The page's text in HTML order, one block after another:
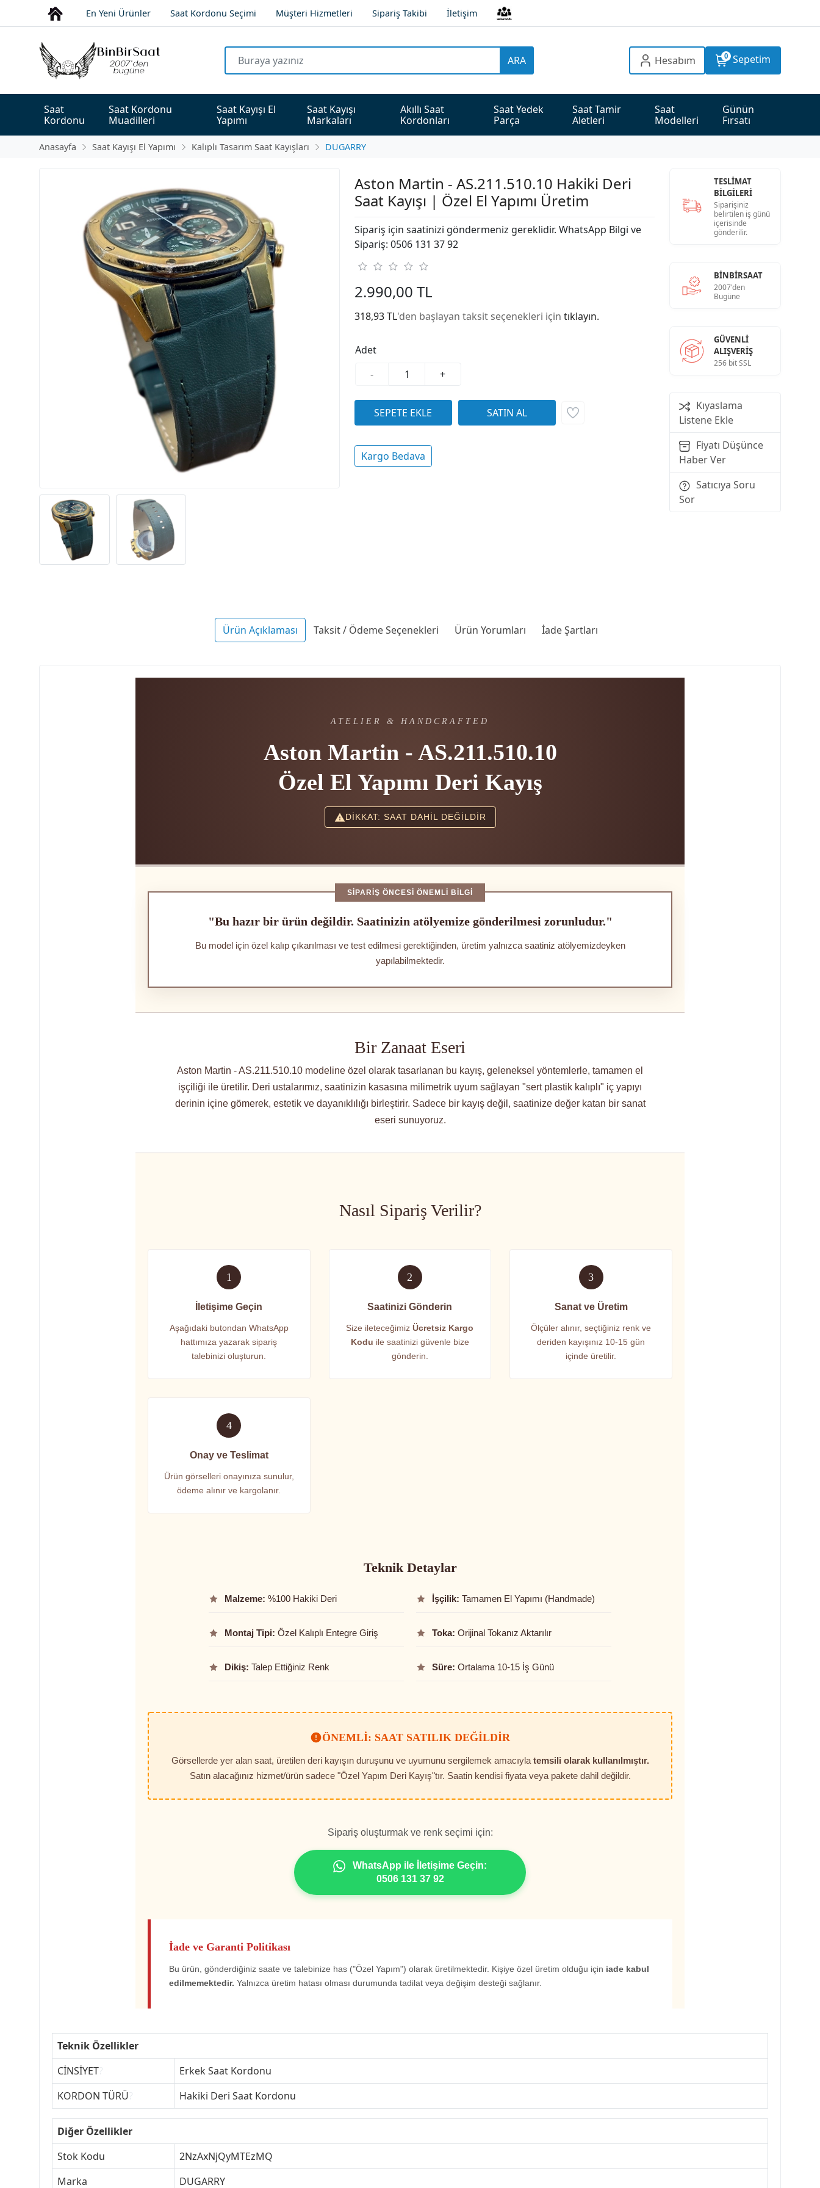
En Yeni Ürünler Saat Kordonu Seçimi Müşteri Hizmetleri Sipariş Takibi İletişim
ARA Hesabım 0 Sepetim
Saat
Kordonu
Saat Kordonu
Muadilleri
Saat Kayışı El
Yapımı
Saat Kayışı
Markaları
Akıllı Saat
Kordonları
Saat Yedek
Parça
Saat Tamir
Aletleri
Saat
Modelleri
Günün
Fırsatı
Anasayfa Saat Kayışı El Yapımı Kalıplı Tasarım Saat Kayışları DUGARRY
Aston Martin - AS.211.510.10 Hakiki Deri
Saat Kayışı | Özel El Yapımı Üretim
Sipariş için saatinizi göndermeniz gereklidir. WhatsApp Bilgi ve
Sipariş: 0506 131 37 92
2.990,00 TL
318,93 TL'den başlayan taksit seçenekleri için tıklayın.
Adet
-
+
Kargo Bedava
TESLİMAT
BİLGİLERİ
Siparişiniz
belirtilen iş günü
içerisinde
gönderilir.
BINBIRSAAT
2007'den
Bugüne
GÜVENLI
ALIŞVERIŞ
256 bit SSL
Kıyaslama
Listene Ekle
Fiyatı Düşünce
Haber Ver
Satıcıya Soru
Sor
Ürün Açıklaması Taksit / Ödeme Seçenekleri Ürün Yorumları İade Şartları
ATELIER & HANDCRAFTED
Aston Martin - AS.211.510.10
Özel El Yapımı Deri Kayış
DİKKAT: SAAT DAHİL DEĞİLDİR
SIPARIŞ ÖNCESI ÖNEMLI BILGI
"Bu hazır bir ürün değildir. Saatinizin atölyemize gönderilmesi zorunludur."
Bu model için özel kalıp çıkarılması ve test edilmesi gerektiğinden, üretim yalnızca saatiniz atölyemizdeyken
yapılabilmektedir.
Bir Zanaat Eseri
Aston Martin - AS.211.510.10 modeline özel olarak tasarlanan bu kayış, geleneksel yöntemlerle, tamamen el
işçiliği ile üretilir. Deri ustalarımız, saatinizin kasasına milimetrik uyum sağlayan "sert plastik kalıplı" iç yapıyı
derinin içine gömerek, estetik ve dayanıklılığı birleştirir. Sadece bir kayış değil, saatinize değer katan bir sanat
eseri sunuyoruz.
Nasıl Sipariş Verilir?
1
İletişime Geçin
Aşağıdaki butondan WhatsApp
hattımıza yazarak sipariş
talebinizi oluşturun.
2
Saatinizi Gönderin
Size ileteceğimizÜcretsiz Kargo
Kodu ile saatinizi güvenle bize
gönderin.
3
Sanat ve Üretim
Ölçüler alınır, seçtiğiniz renk ve
deriden kayışınız 10-15 gün
içinde üretilir.
4
Onay ve Teslimat
Ürün görselleri onayınıza sunulur,
ödeme alınır ve kargolanır.
Teknik Detaylar
Malzeme: %100 Hakiki Deri İşçilik: Tamamen El Yapımı (Handmade)
Montaj Tipi: Özel Kalıplı Entegre Giriş Toka: Orijinal Tokanız Aktarılır
Dikiş: Talep Ettiğiniz Renk Süre: Ortalama 10-15 İş Günü
ÖNEMLI: SAAT SATILIK DEĞILDIR
Görsellerde yer alan saat, üretilen deri kayışın duruşunu ve uyumunu sergilemek amacıylatemsili olarak kullanılmıştır.
Satın alacağınız hizmet/ürün sadece "Özel Yapım Deri Kayış"tır. Saatin kendisi fiyata veya pakete dahil değildir.
Sipariş oluşturmak ve renk seçimi için:
WhatsApp ile İletişime Geçin:
0506 131 37 92
İade ve Garanti Politikası
Bu ürün, gönderdiğiniz saate ve talebinize has ("Özel Yapım") olarak üretilmektedir. Kişiye özel üretim olduğu için iade kabul
edilmemektedir. Yalnızca üretim hatası olması durumunda tadilat veya değişim desteği sağlanır.
Teknik Özellikler
CİNSİYET
Erkek Saat Kordonu
KORDON TÜRÜ
Hakiki Deri Saat Kordonu
Diğer Özellikler
Stok Kodu
2NzAxNjQyMTEzMQ
Marka
DUGARRY